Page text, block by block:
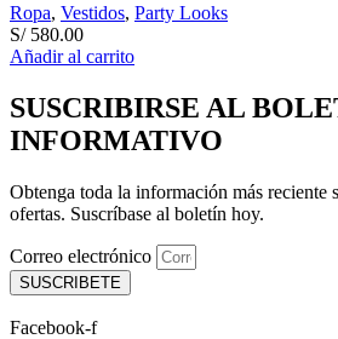
Ropa, Vestidos, Party Looks
S/580.00
Añadir al carrito
SUSCRIBIRSE AL
INFORMATIVO
Obtenga toda la información más reciente
ofertas. Suscríbase al boletín hoy.
Correo electrónico
SUSCRIBETE
Facebook-f